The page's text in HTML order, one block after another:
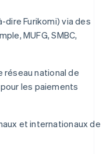
Furikomi) via des
MUFG, SMBC,
réseau national de
les paiements
et internationaux de